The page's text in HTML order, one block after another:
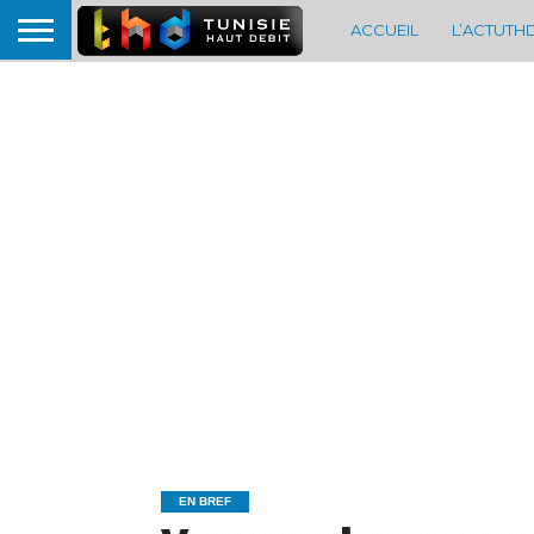
ACCUEIL
EN BREF